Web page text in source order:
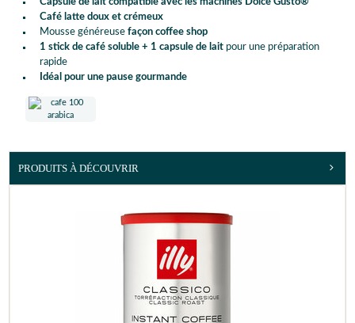
Café latte doux et crémeux
Mousse généreuse façon coffee shop
1 stick de café soluble + 1 capsule de lait pour une préparation
rapide
Idéal pour une pause gourmande
PRODUITS À DÉCOUVRIR